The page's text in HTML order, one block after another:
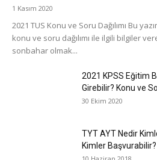
1 Kasım 2020
2021 TUS Konu ve Soru Dağılımı Bu
konu ve soru dağılımı ile ilgili bilgiler
sonbahar olmak...
2021 KPSS Eğitim
Girebilir? Konu ve
30 Ekim 2020
TYT AYT Nedir
Kimler Başvurabilir?